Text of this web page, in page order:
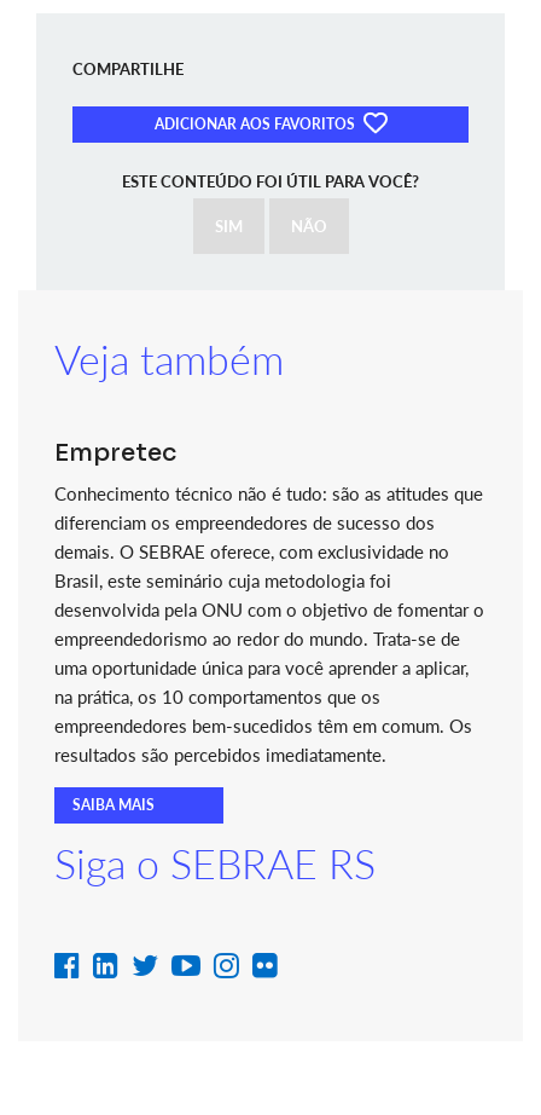
COMPARTILHE
ADICIONAR AOS FAVORITOS
ESTE CONTEÚDO FOI ÚTIL PARA VOCÊ?
SIM NÃO
Veja também
Empretec
Conhecimento técnico não é tudo: são as atitudes que
diferenciam os empreendedores de sucesso dos
demais. O SEBRAE oferece, com exclusividade no
Brasil, este seminário cuja metodologia foi
desenvolvida pela ONU com o objetivo de fomentar o
empreendedorismo ao redor do mundo. Trata-se de
uma oportunidade única para você aprender a aplicar,
na prática, os 10 comportamentos que os
empreendedores bem-sucedidos têm em comum. Os
resultados são percebidos imediatamente.
SAIBA MAIS
Siga o SEBRAE RS